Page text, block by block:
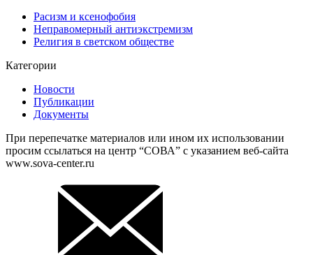
Расизм и ксенофобия
Неправомерный антиэкстремизм
Религия в светском обществе
Категории
Новости
Публикации
Документы
При перепечатке материалов или ином их использовании
просим ссылаться на центр “СОВА” с указанием веб-сайта
www.sova-center.ru